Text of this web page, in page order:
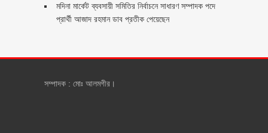
মদিনা মার্কেট ব্যবসায়ী সমিতির নির্বাচনে সাধারণ সম্পাদক পদে
প্রার্থী আজাদ রহমান ডাব প্রতীক পেয়েছেন ‎
সম্পাদক : মোঃ আলমগীর।